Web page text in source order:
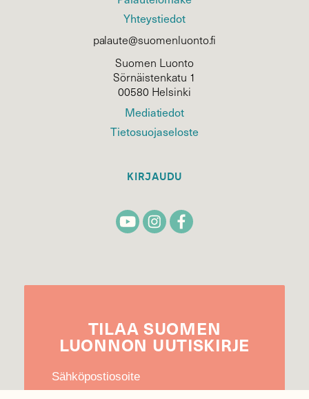
Yhteystiedot
palaute@suomenluonto.fi
Suomen Luonto
Sörnäistenkatu 1
00580 Helsinki
Mediatiedot
Tietosuojaseloste
KIRJAUDU
TILAA SUOMEN
LUONNON UUTIS­KIRJE
Sähköpostiosoite